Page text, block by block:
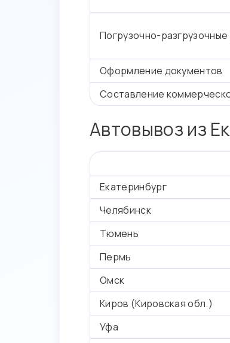
Погрузочно-
Оформление документов
Составление
Автовывоз из
Екатеринбург
Челябинск
Тюмень
Пермь
Омск
Киров (Кировская обл.)
Уфа